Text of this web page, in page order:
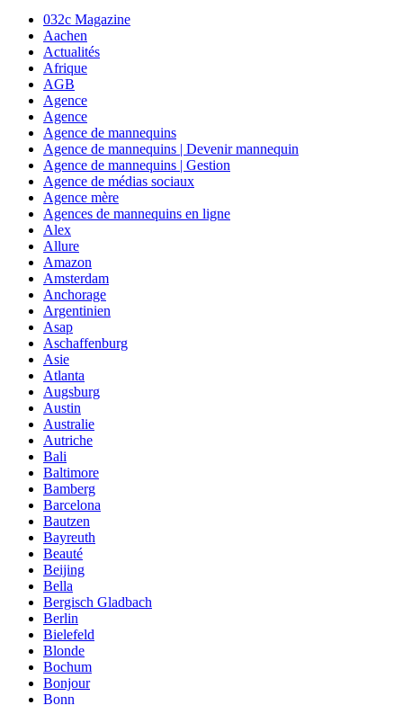
032c Magazine
Aachen
Actualités
Afrique
AGB
Agence
Agence
Agence de mannequins
Agence de mannequins | Devenir mannequin
Agence de mannequins | Gestion
Agence de médias sociaux
Agence mère
Agences de mannequins en ligne
Alex
Allure
Amazon
Amsterdam
Anchorage
Argentinien
Asap
Aschaffenburg
Asie
Atlanta
Augsburg
Austin
Australie
Autriche
Bali
Baltimore
Bamberg
Barcelona
Bautzen
Bayreuth
Beauté
Beijing
Bella
Bergisch Gladbach
Berlin
Bielefeld
Blonde
Bochum
Bonjour
Bonn